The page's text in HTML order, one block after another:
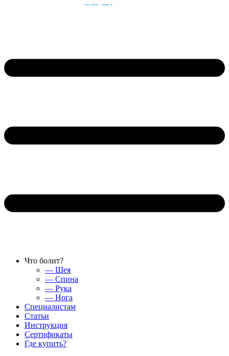
Что болит?
— Шея
— Спина
— Рука
— Нога
Специалистам
Статьи
Инструкция
Сертификаты
Где купить?